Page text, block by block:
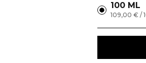
100 ML
109,00 € /